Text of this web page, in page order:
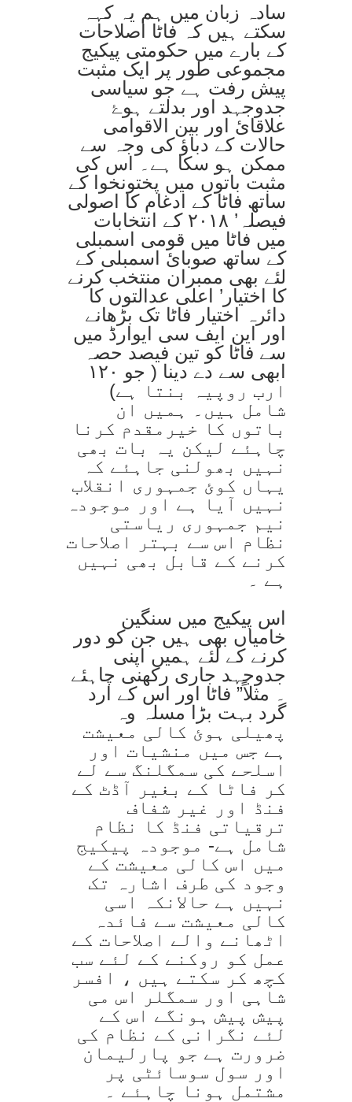
سادہ زبان میں ہم یہ کہہ
سکتے ہیں کہ فاٹا اصلاحات
کے بارے میں حکومتی پیکیج
مجموعی طور پر ایک مثبت
پیش رفت ہے جو سیاسی
جدوجہد اور بدلتے ہوۓ
علاقائ اور بین الاقوامی
حالات کے دباؤ کی وجہ سے
ممکن ہو سکا ہے۔ اس کی
مثبت باتوں میں پختونخوا کے
ساتھ فاٹا کے ادغام کا اصولی
فیصلہ’ ۲۰۱۸ کے انتخابات
میں فاٹا میں قومی اسمبلی
کے ساتھ صوبائ اسمبلی کے
لئے بھی ممبران منتخب کرنے
کا اختیار’ اعلی عدالتوں کا
دائرہ اختیار فاٹا تک بڑھانے
اور این ایف سی ایوارڈ میں
سے فاٹا کو تین فیصد حصہ
ابھی سے دے دینا ( جو ۱۲۰
ارب روپیہ بنتا ہے)
شامل ہیں۔ ہمیں ان
باتوں کا خیرمقدم کرنا
چاہئے لیکن یہ بات بھی
نہیں بھولنی جاہئے کہ
یہاں کوئ جمہوری انقلاب
نہیں آیا ہے اور موجودہ
نیم جمہوری ریاستی
نظام اس سے بہتر اصلاحات
کرنے کے قابل بھی نہیں
ہے ۔
اس پیکیج میں سنگین
خامیاں بھی ہیں جن کو دور
کرنے کے لئے ہمیں اپنی
جدوجہد جاری رکھنی چاہئے
۔ مثلاً” فاٹا اور اس کے ارد
گرد بہت بڑا مسلہ وہ
پھیلی ہوئ کالی معیشت
ہے جس میں منشیات اور
اسلحے کی سمگلنگ سے لے
کر فاٹا کے بغیر آڈٹ کے
فنڈ اور غیر شفاف
ترقیاتی فنڈ کا نظام
شامل ہے- موجودہ پیکیج
میں اس کالی معیشت کے
وجود کی طرف اشارہ تک
نہیں ہے حالانکہ اسی
کالی معیشت سے فائدہ
اٹھانے والے اصلاحات کے
عمل کو روکنے کے لئے سب
کچھ کر سکتے ہیں ، افسر
شاہی اور سمگلر اس می
پیش پیش ہونگے اس کے
لئے نگرانی کے نظام کی
ضرورت ہے جو پارلیمان
اور سول سوسائٹی پر
مشتمل ہونا چاہئے ۔